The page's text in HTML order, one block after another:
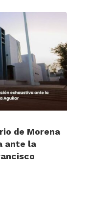
de Morena
ante la